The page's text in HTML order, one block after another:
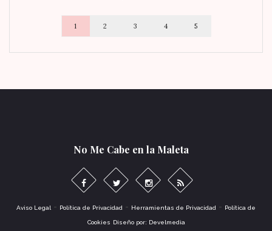
1 2 3 4 5
No Me Cabe en la Maleta
Aviso Legal - Política de Privacidad - Herramientas de Privacidad - Política de
Cookies Diseño por: Develmedia